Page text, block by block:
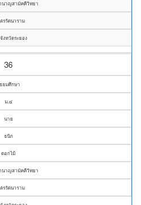
นาญสามัคคีวิทยา
รรัตนาราม
งหวัดระยอง
36
ยมศึกษา
ม.๔
นาย
ธนิก
ดอกไม้
นาญสามัคคีวิทยา
รรัตนาราม